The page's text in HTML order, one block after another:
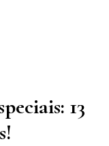
13